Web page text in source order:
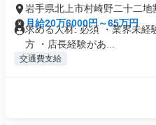
岩手県北上市村崎野二十二地
月給20万6000円～65万円
求める人材: 必須 ・業界未経
方 ・店長経験があ...
交通費支給